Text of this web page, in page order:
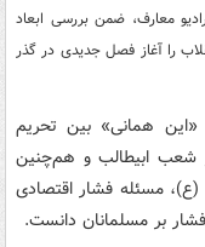
معارف، ضمن بررسی ابعاد
را آغاز فصل جدیدی در گذر
همانی» بین تحریم
شعب ابیطالب و هم‌چنین
مسئله فشار اقتصادی
بر مسلمانان دانست.